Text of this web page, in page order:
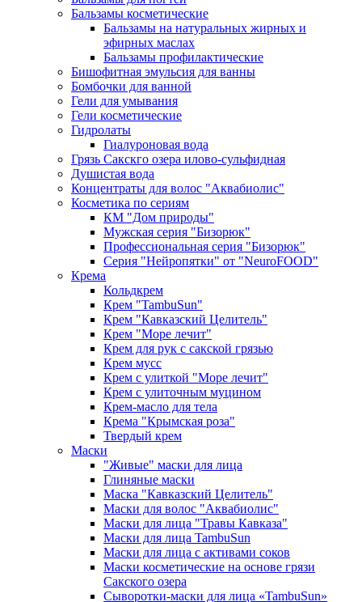
Бальзамы косметические
Бальзамы на натуральных жирных и
эфирных маслах
Бальзамы профилактические
Бишофитная эмульсия для ванны
Бомбочки для ванной
Гели для умывания
Гели косметические
Гидролаты
Гиалуроновая вода
Грязь Сакскго озера илово-сульфидная
Душистая вода
Концентраты для волос "Аквабиолис"
Косметика по сериям
КМ "Дом природы"
Мужская серия "Бизорюк"
Профессиональная серия "Бизорюк"
Серия "Нейропятки" от "NeuroFOOD"
Крема
Кольдкрем
Крем "TambuSun"
Крем "Кавказский Целитель"
Крем "Море лечит"
Крем для рук с сакской грязью
Крем мусс
Крем с улиткой "Море лечит"
Крем с улиточным муцином
Крем-масло для тела
Крема "Крымская роза"
Твердый крем
Маски
"Живые" маски для лица
Глиняные маски
Маска "Кавказский Целитель"
Маски для волос "Аквабиолис"
Маски для лица "Травы Кавказа"
Маски для лица TambuSun
Маски для лица с активами соков
Маски косметические на основе грязи
Сакского озера
Сыворотки-маски для лица «TambuSun»